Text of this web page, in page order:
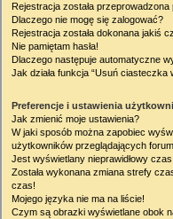
Rejestracja została
Dlaczego nie mogę się zalogować?
Rejestracja została dokonana jakiś
Nie pamiętam hasła!
Dlaczego następuje automatyczne
Jak działa funkcja “Usuń ciasteczka
Preferencje i ustawienia
Jak zmienić moje ustawienia?
W jaki sposób można zapobiec
użytkowników przeglądających
Jest wyświetlany nieprawidłowy czas!
Została wykonana zmiana strefy
czas!
Mojego języka nie ma na liście!
Czym są obrazki wyświetlane obok